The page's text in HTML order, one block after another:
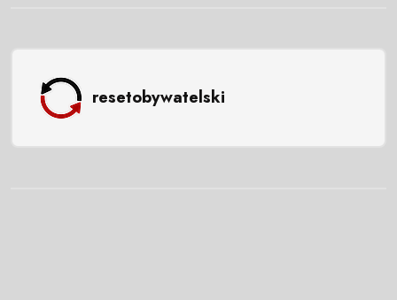
resetobywatelski